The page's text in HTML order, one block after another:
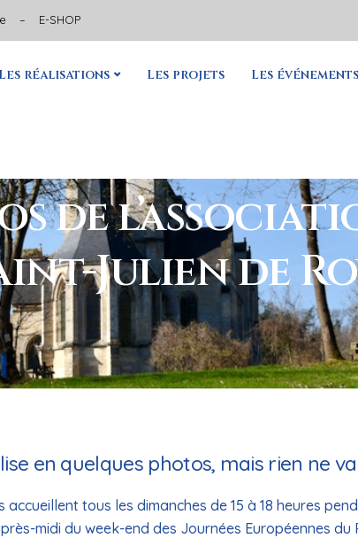
– E-SHOP
Les réalisations Les projets Les événements
de
Julien de
en quelques photos, mais rien ne
tous les dimanches de 15 à 18 heures
midi du week-end des Journées Européennes du